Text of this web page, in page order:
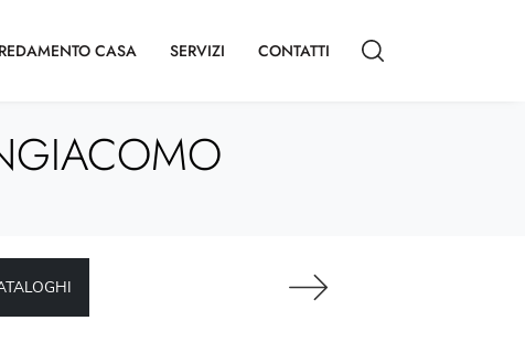
CASA SERVIZI CONTATTI